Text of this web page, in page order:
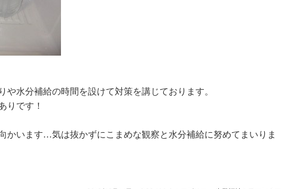
や水分補給の時間を設けて対策を講じております。
りです！
かいます…気は抜かずにこまめな観察と水分補給に努めてまいりま